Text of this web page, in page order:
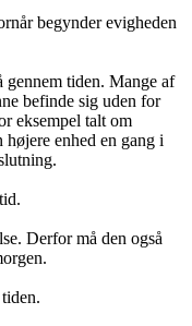
begynder evigheden
tiden. Mange af
befinde sig uden for
eksempel talt om
enhed en gang i
Derfor må den også